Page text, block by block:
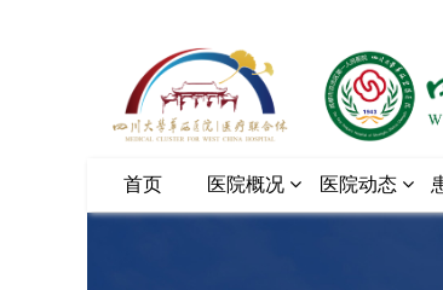
首页 医院概况 医院动态